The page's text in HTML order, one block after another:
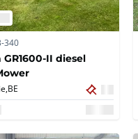
340
II diesel
BE